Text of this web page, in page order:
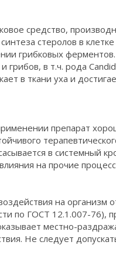
средство,
стеролов в
грибковых
в т.ч. рода
в ткани уха и
препарат
в системный
на прочие
на организм
по ГОСТ 12.1.007-76),
местно-
Не следует